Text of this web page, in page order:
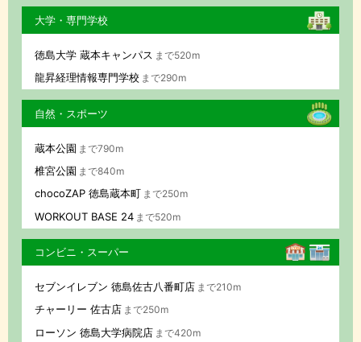
大学・専門学校
徳島大学 蔵本キャンパス まで520m
龍昇経理情報専門学校 まで290m
自然・スポーツ
蔵本公園 まで790m
椎宮公園 まで840m
chocoZAP 徳島蔵本町 まで250m
WORKOUT BASE 24 まで520m
コンビニ・スーパー
セブンイレブン 徳島佐古八番町店 まで210m
チャーリー 佐古店 まで250m
ローソン 徳島大学病院店 まで420m